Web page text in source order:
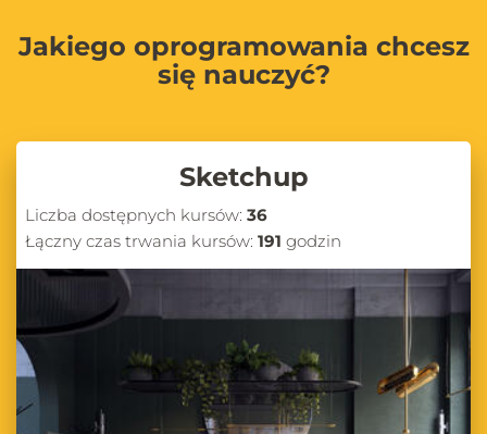
Jakiego oprogramowania chcesz
się nauczyć?
Sketchup
Liczba dostępnych kursów: 36
Łączny czas trwania kursów: 191 godzin